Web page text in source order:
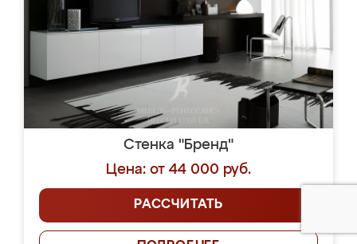
Стенка "Бренд"
Цена: от 44 000 руб.
РАССЧИТАТЬ